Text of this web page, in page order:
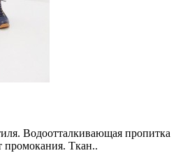
Водоотталкивающая пропитка
промокания. Ткан..